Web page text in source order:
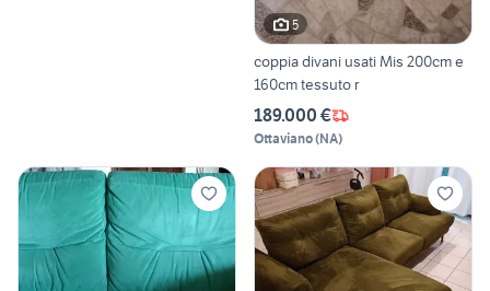
5
coppia divani usati Mis 200cm e
160cm tessuto r
189.000 €
Ottaviano(NA)